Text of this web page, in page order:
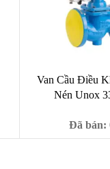
Van Cầu Điều
Nén Unox
Đã bán: